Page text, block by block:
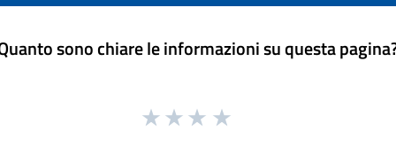
sono chiare le informazioni su questa